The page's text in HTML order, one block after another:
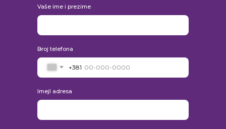
Vaše ime i prezime
Broj telefona
+381
Imejl adresa